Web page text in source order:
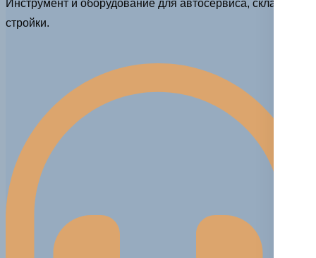
Инструмент и оборудование для автосервиса, склада и
стройки.